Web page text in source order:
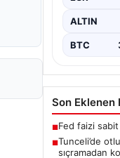
Karyemez
ALTIN
BTC
Son Eklenen
■Fed faizi
■Tunceli’de
sıçramadan